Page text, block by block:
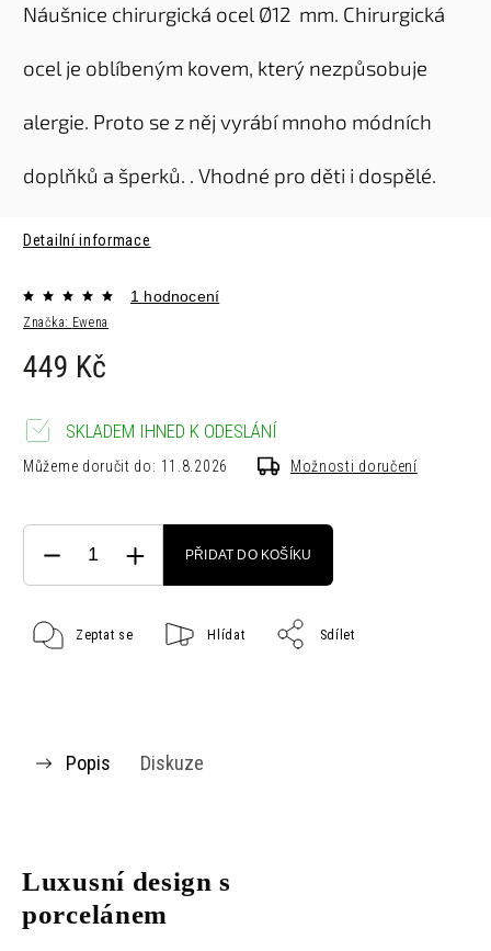
Náušnice chirurgická ocel Ø12 mm. Chirurgická
ocel je oblíbeným kovem, který nezpůsobuje
alergie. Proto se z něj vyrábí mnoho módních
doplňků a šperků. . Vhodné pro děti i dospělé.
Detailní informace
Značka: Ewena
1 hodnocení
449 Kč
SKLADEM IHNED K ODESLÁNÍ
Můžeme doručit do: 11.8.2026 Možnosti doručení
PŘIDAT DO KOŠÍKU
Zeptat se Hlídat Sdílet
Popis Diskuze
Luxusní design s
porcelánem